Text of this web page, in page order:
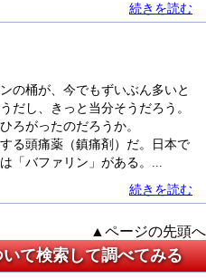
続きを読む
の桶が、今でもずいぶん多いと
だし、きっと当分そうだろう。
ろがったのだろうか。
る頭痛薬（鎮痛剤）だ。日本で
「バファリン」がある。...
続きを読む
▲ページの先頭へ
て検索して調べてみる